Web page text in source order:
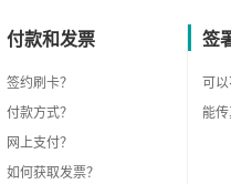
付款和发票
签约刷卡？
付款方式？
网上支付？
如何获取发票？
签
可
能传